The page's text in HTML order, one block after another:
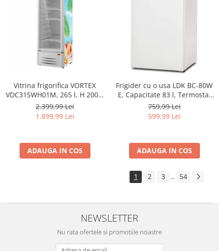
Vitrina frigorifica VORTEX
VDC31SWH01M, 265 l, H 200.5
cm, alb
2.399,99 Lei
1.899,99 Lei
ADAUGA IN COS
Frigider cu o usa LDK BC-80W
E, Capacitate 83 l, Termostat
ajustabil, H 85 cm, Alb
759,99 Lei
599,99 Lei
ADAUGA IN COS
1 2 3 ... 54
NEWSLETTER
Nu rata ofertele si promotiile noastre